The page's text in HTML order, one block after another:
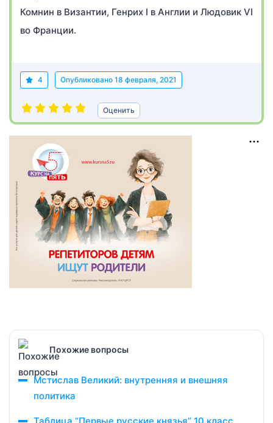
Комнин в Византии, Генрих I в Англии и Людовик VI
во Франции.
4 Опубликовано 18 февраля, 2021
Оценить
Похожие вопросы
Мстислав Великий: внутренняя и внешняя
политика